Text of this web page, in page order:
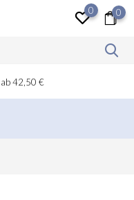
0 0
42,50 €